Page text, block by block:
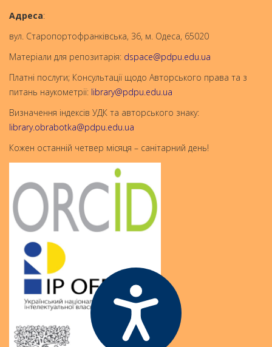
Aдреса:
вул. Старопортофранківська, 36, м. Одеса, 65020
Матеріали для репозитарія: dspace@pdpu.edu.ua
Платні послуги; Консультації щодо Авторського права та з
питань наукометрії: library@pdpu.edu.ua
Визначення індексів УДК та авторського знаку:
library.obrabotka@pdpu.edu.ua
Кожен останній четвер місяця – санітарний день!